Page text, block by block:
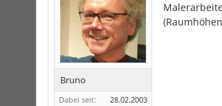
Bruno
Dabei seit:
28.02.2003